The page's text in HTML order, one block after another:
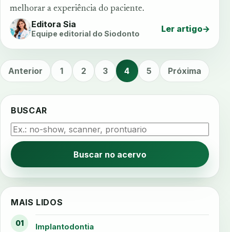
melhorar a experiência do paciente.
Editora Sia
Equipe editorial do Siodonto Ler artigo→
Anterior 1 2 3 4 5 Próxima
BUSCAR
Buscar no acervo
MAIS LIDOS
01 Implantodontia